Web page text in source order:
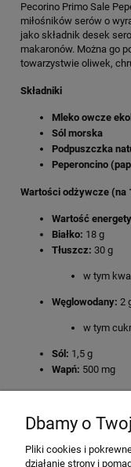
Pecorino Primo Sale
miłośników serów o
jako składnik desek
makaronów. Można go
towarzystwie oliwek,
Składniki
Mleko owcze
Sól morska
Podpuszczka
Peperoncino
Wartości odżywcze (na
Wartość
Białko: 18 g
Tłuszcz: 30 g
w tym
Węglowodany: 2
w tym
Sól: 1,5 g
Wapń: 500 mg
Dbamy o
Pliki cookies i
działanie strony i